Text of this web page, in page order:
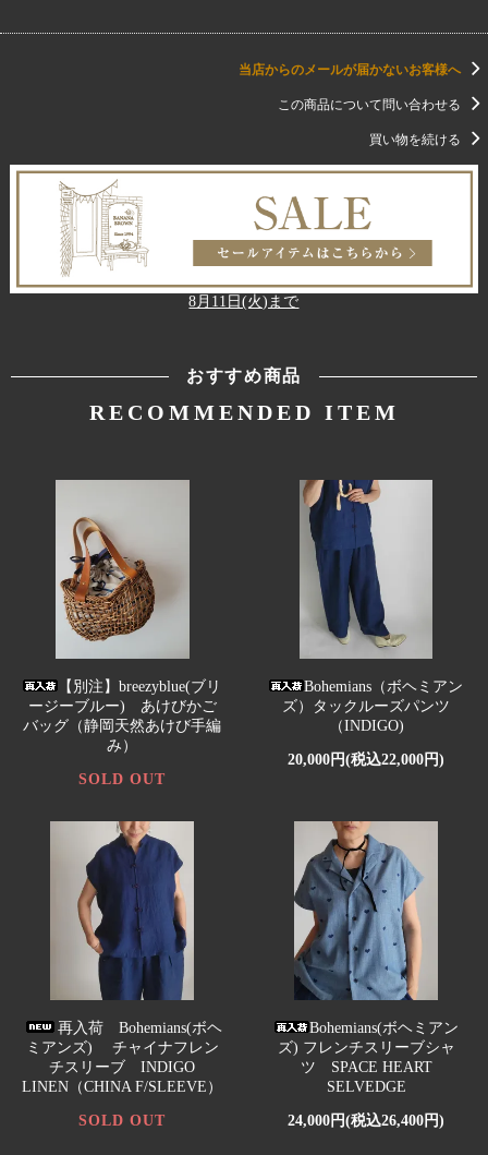
当店からのメールが届かないお客様へ
この商品について問い合わせる
買い物を続ける
8月11日(火)まで
おすすめ商品
RECOMMENDED ITEM
【別注】breezyblue(ブリ
ージーブルー) あけびかご
バッグ（静岡天然あけび手編
み）
SOLD OUT
Bohemians（ボヘミアン
ズ）タックルーズパンツ
（INDIGO)
20,000円(税込22,000円)
再入荷 Bohemians(ボヘ
ミアンズ) チャイナフレン
チスリーブ INDIGO
LINEN（CHINA F/SLEEVE）
SOLD OUT
Bohemians(ボヘミアン
ズ) フレンチスリーブシャ
ツ SPACE HEART
SELVEDGE
24,000円(税込26,400円)